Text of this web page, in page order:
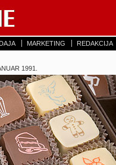
MARKETING REDAKCIJA
1991.